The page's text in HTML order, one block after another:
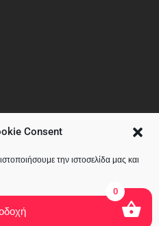
Consent
την ιστοσελίδα μας και
0